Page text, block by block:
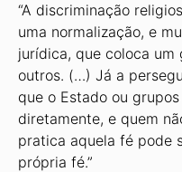
“A discriminação
uma normalização, e
jurídica, que coloca
outros. (…) Já a
que o Estado ou
diretamente, e quem
pratica aquela fé pode
própria fé.”